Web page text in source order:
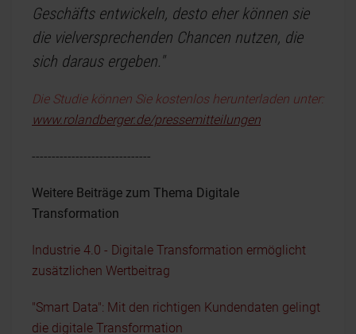
Geschäfts entwickeln, desto eher können sie
die vielversprechenden Chancen nutzen, die
sich daraus ergeben."
Die Studie können Sie kostenlos herunterladen unter:
www.rolandberger.de/pressemitteilungen
------------------------------
Weitere Beiträge zum Thema Digitale
Transformation
Industrie 4.0 - Digitale Transformation ermöglicht
zusätzlichen Wertbeitrag
"Smart Data": Mit den richtigen Kundendaten gelingt
die digitale Transformation